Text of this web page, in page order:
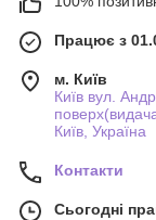
Працює з
м. Київ
Київ вул.
Київ, Україна
Контакти
Сьогодні